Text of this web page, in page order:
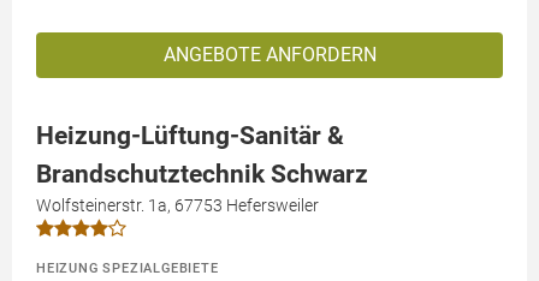
ANGEBOTE ANFORDERN
Heizung-Lüftung-Sanitär &
Brandschutztechnik Schwarz
Wolfsteinerstr. 1a, 67753 Hefersweiler
HEIZUNG SPEZIALGEBIETE